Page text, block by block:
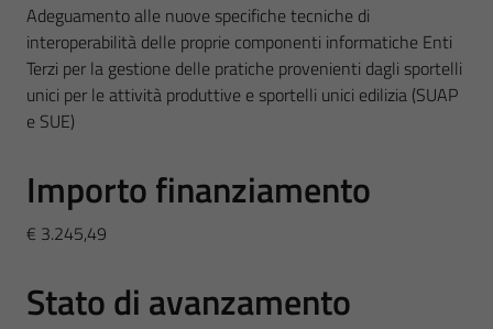
Adeguamento alle nuove specifiche tecniche di
interoperabilità delle proprie componenti informatiche Enti
Terzi per la gestione delle pratiche provenienti dagli sportelli
unici per le attività produttive e sportelli unici edilizia (SUAP
e SUE)
Importo finanziamento
€ 3.245,49
Stato di avanzamento